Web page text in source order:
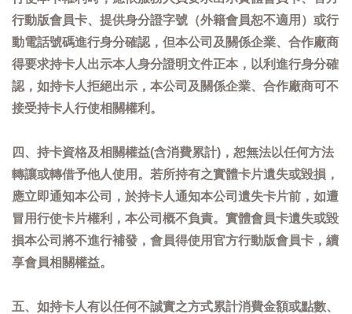
行動版會員卡、提供身分證字號（外籍會員恕不適用）或行
動電話號碼進行身分確認，但本公司及關係企業、合作廠商
得要求持卡人出示本人身分證明文件正本，以利進行身分確
認，如持卡人拒絕出示，本公司及關係企業、合作廠商可不
接受持卡人行使相關權利。
四、持卡資格及相關權益(含消費累計)，恕無法以任何方法
轉讓或轉借予他人使用。若所持有之實體卡片遺失或毀損，
應立即通知本公司，於持卡人通知本公司遺失卡片前，如遭
冒用行使卡片權利，本公司概不負責。實體會員卡遺失或毀
損本公司將不進行補發，會員得使用官方行動版會員卡，續
享會員相關權益。
五、如持卡人有以任何不誠實之方式累計消費金額或點數、